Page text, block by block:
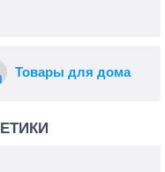
Товары для дома